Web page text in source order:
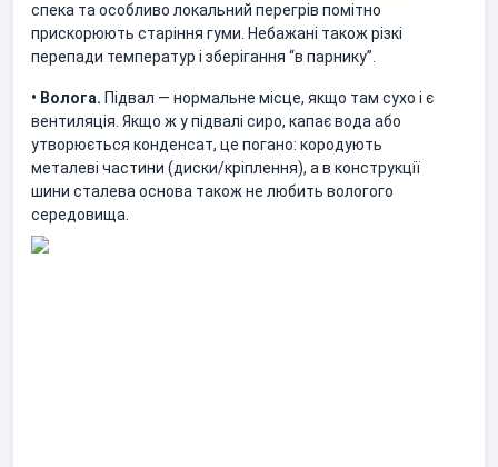
спека та особливо локальний перегрів помітно
прискорюють старіння гуми. Небажані також різкі
перепади температур і зберігання “в парнику”.
• Волога. Підвал — нормальне місце, якщо там сухо і є
вентиляція. Якщо ж у підвалі сиро, капає вода або
утворюється конденсат, це погано: кородують
металеві частини (диски/кріплення), а в конструкції
шини сталева основа також не любить вологого
середовища.